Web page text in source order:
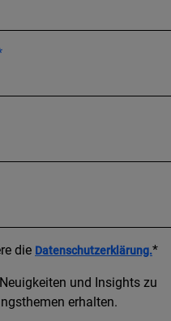
die Datenschutzerklärung.*
und Insights zu
erhalten.